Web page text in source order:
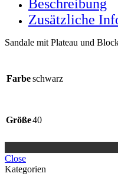
Beschreibung
Zusätzliche
Sandale mit Plateau und
Farbeschwarz
Größe40
Close
Kategorien